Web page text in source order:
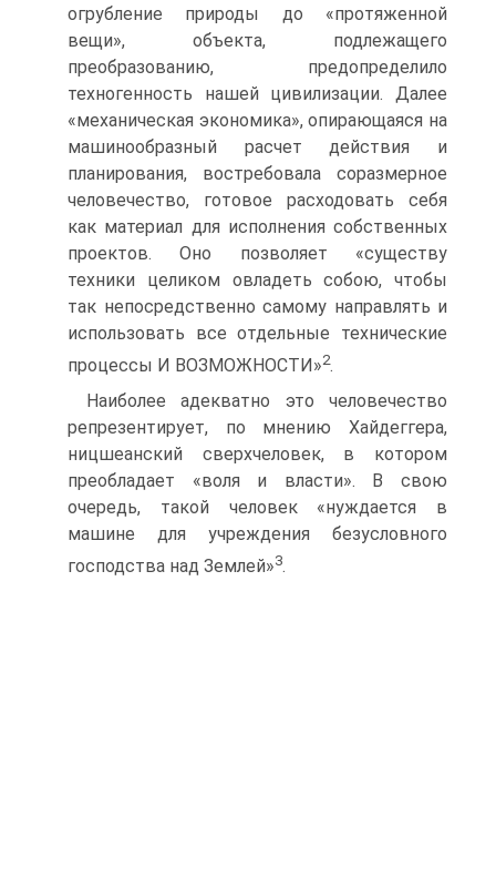
огрубление природы до «протяженной
вещи», объекта, подлежащего
преобразованию, предопределило
техногенность нашей цивилизации. Далее
«механическая экономика», опирающаяся на
машинообразный расчет действия и
планирования, востребовала соразмерное
человечество, готовое расходовать себя
как материал для исполнения собственных
проектов. Оно позволяет «существу
техники целиком овладеть собою, чтобы
так непосредственно самому направлять и
использовать все отдельные технические
процессы И ВОЗМОЖНОСТИ»2.
Наиболее адекватно это человечество
репрезентирует, по мнению Хайдеггера,
ницшеанский сверхчеловек, в котором
преобладает «воля и власти». В свою
очередь, такой человек «нуждается в
машине для учреждения безусловного
господства над Землей»3.